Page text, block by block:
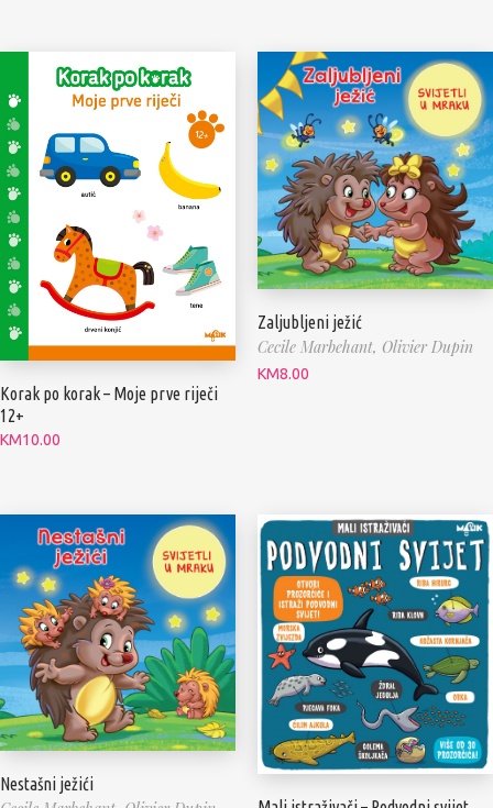
Korak po korak – Moje prve riječi
12+
KM10.00
Zaljubljeni ježić
Cecile Marbehant, Olivier Dupin
KM8.00
Nestašni ježići